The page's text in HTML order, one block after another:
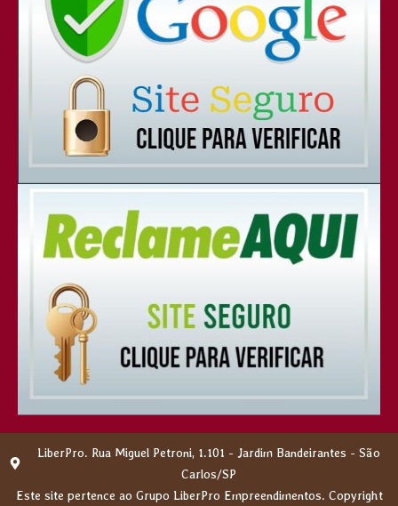
LiberPro. Rua Miguel Petroni, 1.101 - Jardim Bandeirantes - São
Carlos/SP
Este site pertence ao Grupo LiberPro Empreendimentos. Copyright